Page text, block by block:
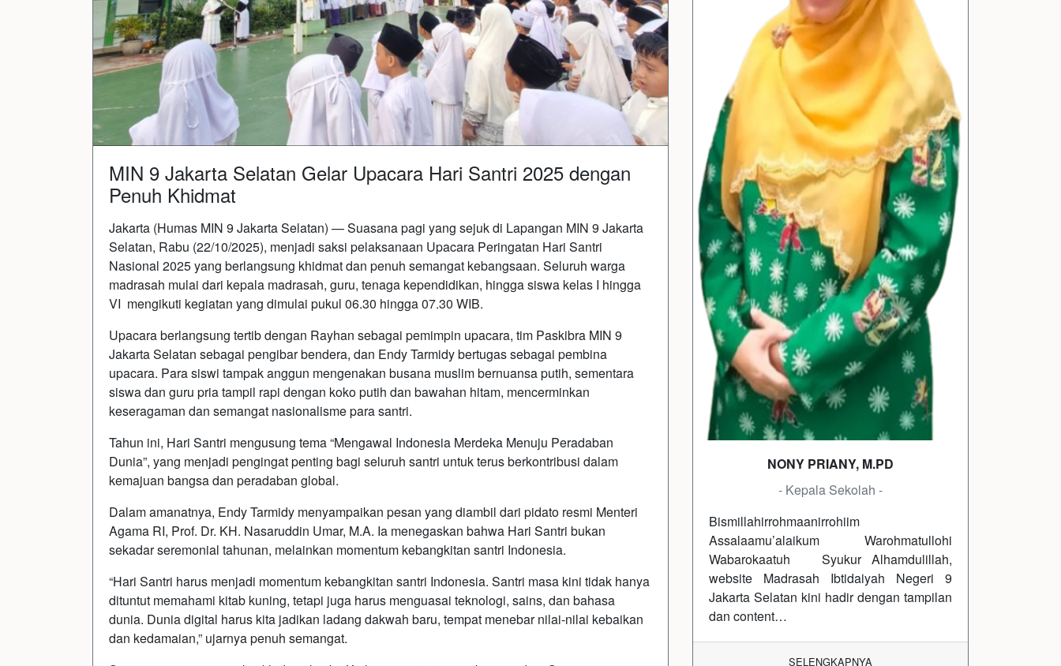
MIN 9 Jakarta Selatan Gelar Upacara Hari Santri 2025 dengan
Penuh Khidmat
Jakarta (Humas MIN 9 Jakarta Selatan) — Suasana pagi yang sejuk di Lapangan MIN 9 Jakarta
Selatan, Rabu (22/10/2025), menjadi saksi pelaksanaan Upacara Peringatan Hari Santri
Nasional 2025 yang berlangsung khidmat dan penuh semangat kebangsaan. Seluruh warga
madrasah mulai dari kepala madrasah, guru, tenaga kependidikan, hingga siswa kelas I hingga
VI mengikuti kegiatan yang dimulai pukul 06.30 hingga 07.30 WIB.
Upacara berlangsung tertib dengan Rayhan sebagai pemimpin upacara, tim Paskibra MIN 9
Jakarta Selatan sebagai pengibar bendera, dan Endy Tarmidy bertugas sebagai pembina
upacara. Para siswi tampak anggun mengenakan busana muslim bernuansa putih, sementara
siswa dan guru pria tampil rapi dengan koko putih dan bawahan hitam, mencerminkan
keseragaman dan semangat nasionalisme para santri.
Tahun ini, Hari Santri mengusung tema “Mengawal Indonesia Merdeka Menuju Peradaban
Dunia”, yang menjadi pengingat penting bagi seluruh santri untuk terus berkontribusi dalam
kemajuan bangsa dan peradaban global.
Dalam amanatnya, Endy Tarmidy menyampaikan pesan yang diambil dari pidato resmi Menteri
Agama RI, Prof. Dr. KH. Nasaruddin Umar, M.A. Ia menegaskan bahwa Hari Santri bukan
sekadar seremonial tahunan, melainkan momentum kebangkitan santri Indonesia.
“Hari Santri harus menjadi momentum kebangkitan santri Indonesia. Santri masa kini tidak hanya
dituntut memahami kitab kuning, tetapi juga harus menguasai teknologi, sains, dan bahasa
dunia. Dunia digital harus kita jadikan ladang dakwah baru, tempat menebar nilai-nilai kebaikan
dan kedamaian,” ujarnya penuh semangat.
NONY PRIANY, M.PD
- Kepala Sekolah -
Bismillahirrohmaanirrohiim
Assalaamu’alaikum Warohmatullohi
Wabarokaatuh Syukur Alhamdulillah,
website Madrasah Ibtidaiyah Negeri 9
Jakarta Selatan kini hadir dengan tampilan
dan content…
SELENGKAPNYA